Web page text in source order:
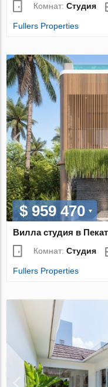
Комнат:Студия
Fullers Properties
$ 959 470
Вилла студия в
Комнат:Студия
Fullers Properties